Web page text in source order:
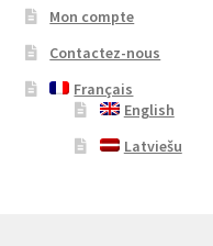
Mon compte
Contactez-nous
Français
English
Latviešu